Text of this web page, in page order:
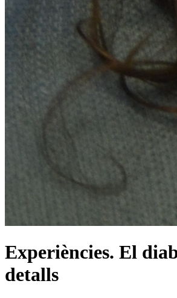
Experiències. El
detalls